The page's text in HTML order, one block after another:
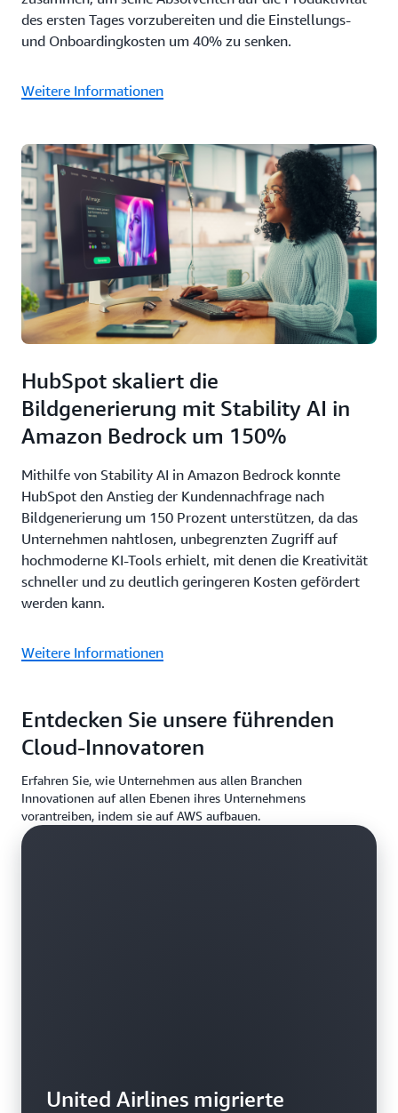
des ersten Tages vorzubereiten und die Einstellungs-
und Onboardingkosten um 40% zu senken.
Weitere Informationen
HubSpot skaliert die
Bildgenerierung mit Stability AI in
Amazon Bedrock um 150%
Mithilfe von Stability AI in Amazon Bedrock konnte
HubSpot den Anstieg der Kundennachfrage nach
Bildgenerierung um 150 Prozent unterstützen, da das
Unternehmen nahtlosen, unbegrenzten Zugriff auf
hochmoderne KI-Tools erhielt, mit denen die Kreativität
schneller und zu deutlich geringeren Kosten gefördert
werden kann.
Weitere Informationen
Entdecken Sie unsere führenden
Cloud-Innovatoren
Erfahren Sie, wie Unternehmen aus allen Branchen
Innovationen auf allen Ebenen ihres Unternehmens
vorantreiben, indem sie auf AWS aufbauen.
United Airlines migrierte